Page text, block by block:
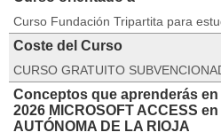
Curso Fundación Tripartita para
Coste del Curso
CURSO GRATUITO
Conceptos que aprenderás en
2026 MICROSOFT ACCESS
AUTÓNOMA DE LA RIOJA